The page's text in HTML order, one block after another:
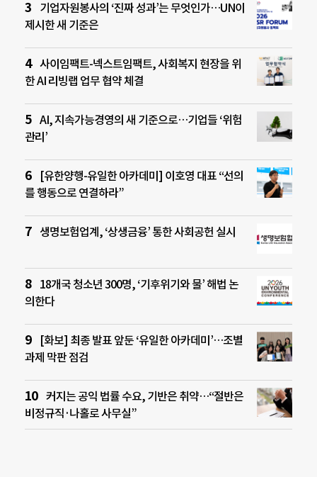
기업자원봉사의 ‘진짜 성과’는 무엇인가…UN이
제시한 새 기준은
사이임팩트-넥스트임팩트, 사회복지 현장을 위
한 AI 리빙랩 업무 협약 체결
AI, 지속가능경영의 새 기준으로…기업들 ‘위험
관리’
[유한양행-유일한 아카데미] 이호영 대표 “선의
를 행동으로 연결하라”
생명보험업계, ‘상생금융’ 통한 사회공헌 실시
18개국 청소년 300명, ‘기후위기와 물’ 해법 논
의한다
[화보] 최종 발표 앞둔 ‘유일한 아카데미’…조별
과제 막판 점검
커지는 공익 법률 수요, 기반은 취약…“절반은
비정규직·나홀로 사무실”